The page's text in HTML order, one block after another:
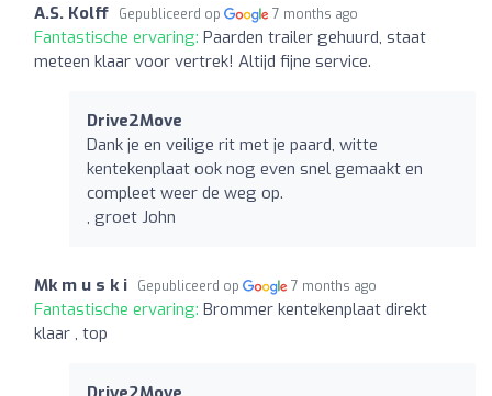
A.S. Kolff Gepubliceerd op 7 months ago
Fantastische ervaring: Paarden trailer gehuurd, staat
meteen klaar voor vertrek! Altijd fijne service.
Drive2Move
Dank je en veilige rit met je paard, witte
kentekenplaat ook nog even snel gemaakt en
compleet weer de weg op.
, groet John
Mk m u s k i Gepubliceerd op 7 months ago
Fantastische ervaring: Brommer kentekenplaat direkt
klaar , top